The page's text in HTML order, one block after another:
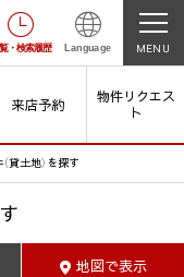
・ 検索履歴 Language MENU
来店予約
物件リクエス
ト
貸土地）を探す
地図で表示